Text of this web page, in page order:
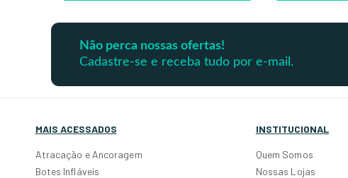
Não perca nossas ofertas!
Cadastre-se e receba tudo por e-mail.
MAIS ACESSADOS
Atracação e Ancoragem
Botes Infláveis
INSTITUCIONAL
Quem Somos
Nossas Lojas